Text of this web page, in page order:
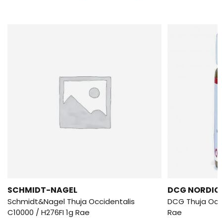
SCHMIDT-NAGEL
Schmidt&Nagel Thuja Occidentalis
C10000 / H276FI 1g Rae
DCG NORDIC
DCG Thuja
Rae